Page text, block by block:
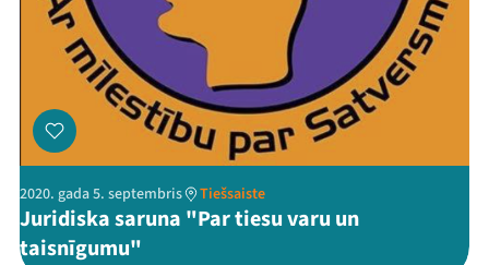
2020. gada 5. septembris Tiešsaiste
Juridiska saruna "Par tiesu varu un
taisnīgumu"